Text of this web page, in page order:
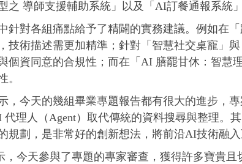
之 導師支援輔助系統」以及「AI訂餐通報系統」
針對各組痛點給予了精闢的實務建議。例如在
技術描述需更加精準；針對「智慧社交桌寵」
個資同意的合規性；而在「AI 膳罷甘休：智
。
，今天的幾組畢業專題報告都有很大的進步，
理人（Agent）取代傳統的資料搜尋與整理。
規劃，是非常好的創新想法，將前沿AI技術融
，今天參與了專題的專家審查，獲得許多寶貴